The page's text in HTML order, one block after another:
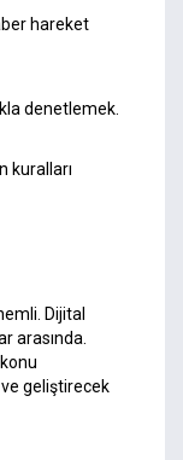
hareket
denetlemek.
kuralları
Dijital
arasında.
geliştirecek